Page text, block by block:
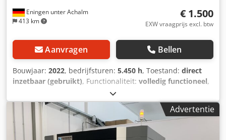
Eningen unter Achalm
413 km
€ 1.500
EXW vraagprijs excl. btw
Aanvragen Bellen
Bouwjaar: 2022, bedrijfsturen: 5.450 h, Toestand: direct
inzetbaar (gebruikt), Functionaliteit: volledig functioneel,
3D-printer, volledig functioneel. Diverse extra nozzles
inbegrepen. Inclusief een robuust, poedergecoat printbed
van Prusa. De rechter extruder is nauwelijks gebruikt.
Algehele staat is goed. Printer is direct af te halen.
Printergegevens (zonder garantie): De Raise3D Pro3 is een
Advertentie